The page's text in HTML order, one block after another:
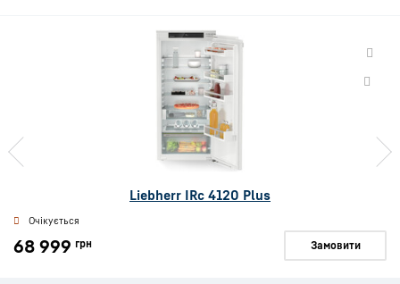
Liebherr IRc 4120 Plus
Очікується
68 999 грн Замовити